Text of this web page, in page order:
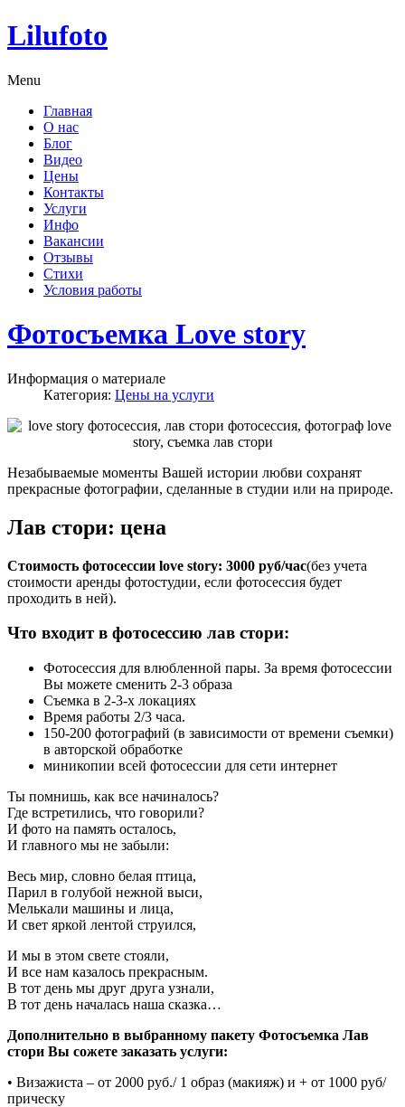
Lilufoto
Menu
Главная
О нас
Блог
Видео
Цены
Контакты
Услуги
Инфо
Вакансии
Отзывы
Стихи
Условия работы
Фотосъемка Love story
Информация о материале
Категория: Цены на услуги
Незабываемые моменты Вашей истории любви сохранят
прекрасные фотографии, сделанные в студии или на природе.
Лав стори: цена
Стоимость фотосессии love story: 3000 руб/час(без учета
стоимости аренды фотостудии, если фотосессия будет
проходить в ней).
Что входит в фотосессию лав стори:
Фотосессия для влюбленной пары. За время фотосессии
Вы можете сменить 2-3 образа
Съемка в 2-3-х локациях
Время работы 2/3 часа.
150-200 фотографий (в зависимости от времени съемки)
в авторской обработке
миникопии всей фотосессии для сети интернет
Ты помнишь, как все начиналось?
Где встретились, что говорили?
И фото на память осталось,
И главного мы не забыли:
Весь мир, словно белая птица,
Парил в голубой нежной выси,
Мелькали машины и лица,
И свет яркой лентой струился,
И мы в этом свете стояли,
И все нам казалось прекрасным.
В тот день мы друг друга узнали,
В тот день началась наша сказка…
Дополнительно в выбранному пакету Фотосъемка Лав
стори Вы сожете заказать услуги:
• Визажиста – от 2000 руб./ 1 образ (макияж) и + от 1000 руб/
прическу